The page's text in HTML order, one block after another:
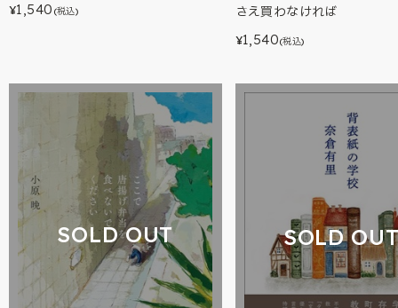
¥1,540 (税込)
さえ買わなければ
¥1,540(税込)
SOLD OUT SOLD